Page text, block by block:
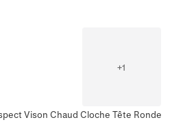
+1
Vison Chaud Cloche Tête Ronde